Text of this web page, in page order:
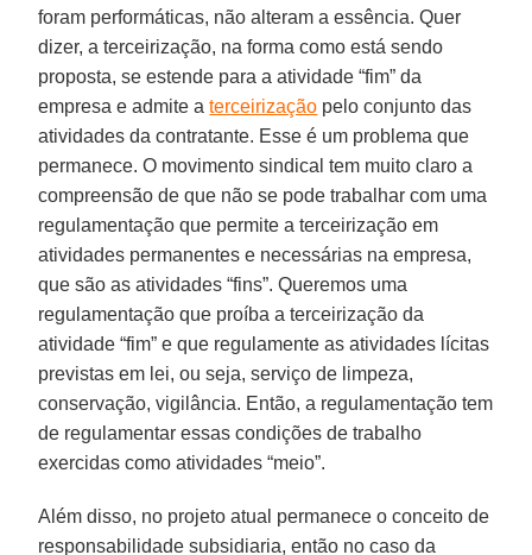
foram performáticas, não alteram a essência. Quer
dizer, a terceirização, na forma como está sendo
proposta, se estende para a atividade “fim” da
empresa e admite aterceirização pelo conjunto das
atividades da contratante. Esse é um problema que
permanece. O movimento sindical tem muito claro a
compreensão de que não se pode trabalhar com uma
regulamentação que permite a terceirização em
atividades permanentes e necessárias na empresa,
que são as atividades “fins”. Queremos uma
regulamentação que proíba a terceirização da
atividade “fim” e que regulamente as atividades lícitas
previstas em lei, ou seja, serviço de limpeza,
conservação, vigilância. Então, a regulamentação tem
de regulamentar essas condições de trabalho
exercidas como atividades “meio”.
Além disso, no projeto atual permanece o conceito de
responsabilidade subsidiaria, então no caso da